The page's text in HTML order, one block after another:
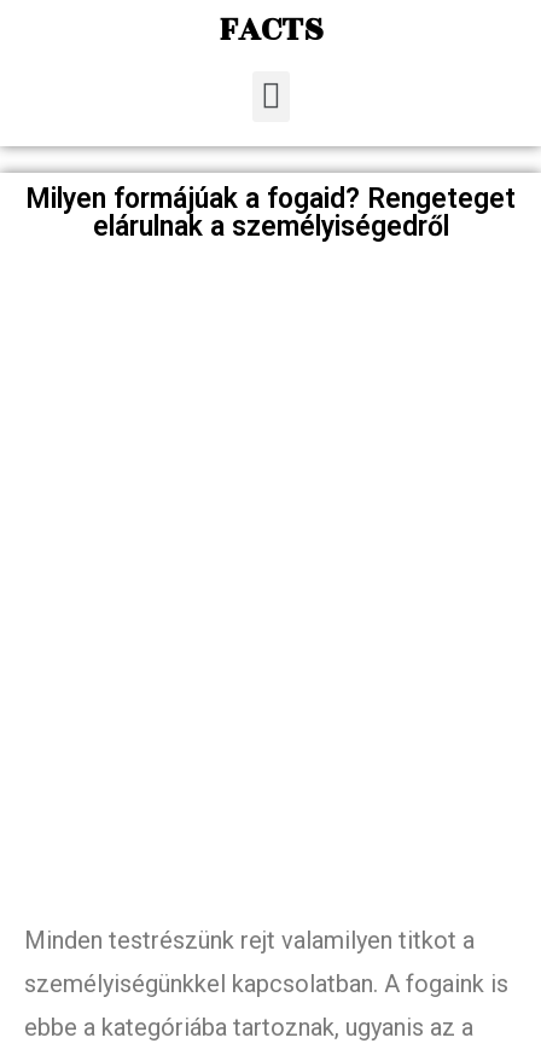
FACTS
Milyen formájúak a fogaid? Rengeteget
elárulnak a személyiségedről
Minden testrészünk rejt valamilyen titkot a
személyiségünkkel kapcsolatban. A fogaink is
ebbe a kategóriába tartoznak, ugyanis az a